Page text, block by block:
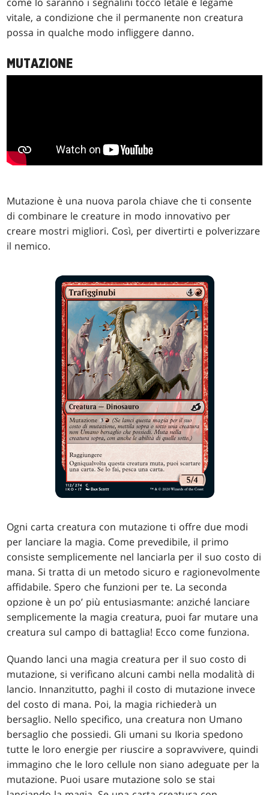
vitale, a condizione che il permanente non creatura
possa in qualche modo infliggere danno.
MUTAZIONE
Mutazione è una nuova parola chiave che ti consente
di combinare le creature in modo innovativo per
creare mostri migliori. Così, per divertirti e polverizzare
il nemico.
Ogni carta creatura con mutazione ti offre due modi
per lanciare la magia. Come prevedibile, il primo
consiste semplicemente nel lanciarla per il suo costo di
mana. Si tratta di un metodo sicuro e ragionevolmente
affidabile. Spero che funzioni per te. La seconda
opzione è un po’ più entusiasmante: anziché lanciare
semplicemente la magia creatura, puoi far mutare una
creatura sul campo di battaglia! Ecco come funziona.
Quando lanci una magia creatura per il suo costo di
mutazione, si verificano alcuni cambi nella modalità di
lancio. Innanzitutto, paghi il costo di mutazione invece
del costo di mana. Poi, la magia richiederà un
bersaglio. Nello specifico, una creatura non Umano
bersaglio che possiedi. Gli umani su Ikoria spedono
tutte le loro energie per riuscire a sopravvivere, quindi
immagino che le loro cellule non siano adeguate per la
mutazione. Puoi usare mutazione solo se stai